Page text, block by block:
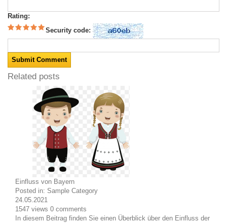
Rating:
Security code:
Related posts
Einfluss von Bayern
Posted in: Sample Category
24.05.2021
1547 views 0 comments
In diesem Beitrag finden Sie einen Überblick über den Einfluss der